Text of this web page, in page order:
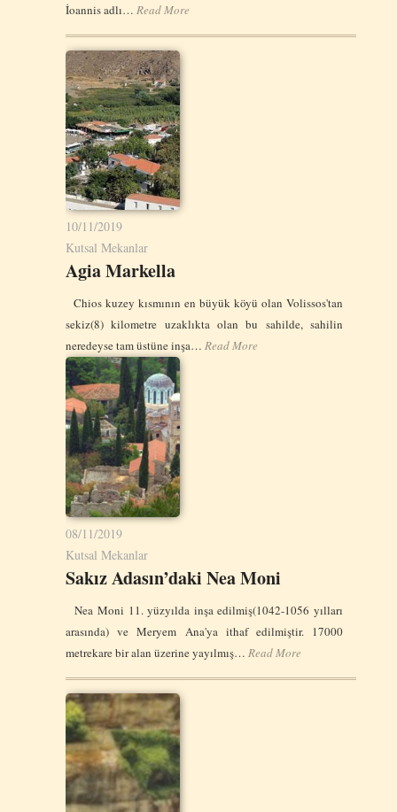
İoannis adlı… Read More
10/11/2019
Kutsal Mekanlar
Agia Markella
Chios kuzey kısmının en büyük köyü olan Volissos'tan
sekiz(8) kilometre uzaklıkta olan bu sahilde, sahilin
neredeyse tam üstüne inşa… Read More
08/11/2019
Kutsal Mekanlar
Sakız Adasın’daki Nea Moni
Nea Moni 11. yüzyılda inşa edilmiş(1042-1056 yılları
arasında) ve Meryem Ana'ya ithaf edilmiştir. 17000
metrekare bir alan üzerine yayılmış… Read More